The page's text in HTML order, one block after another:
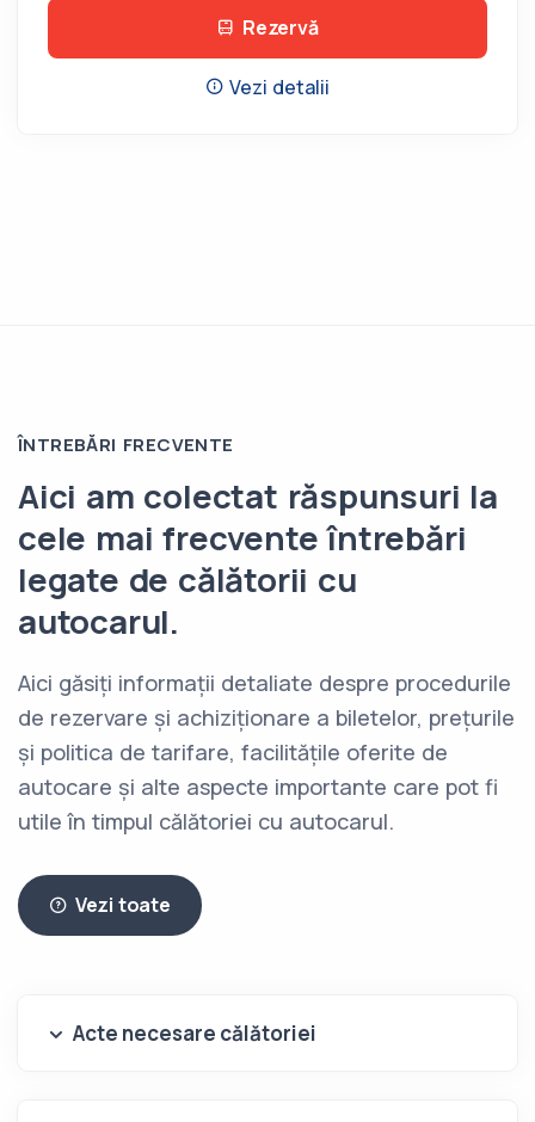
Rezervă
Vezi detalii
ÎNTREBĂRI FRECVENTE
Aici am colectat răspunsuri la
cele mai frecvente întrebări
legate de călătorii cu
autocarul.
Aici găsiți informații detaliate despre procedurile
de rezervare și achiziționare a biletelor, prețurile
și politica de tarifare, facilitățile oferite de
autocare și alte aspecte importante care pot fi
utile în timpul călătoriei cu autocarul.
Vezi toate
Acte necesare călătoriei